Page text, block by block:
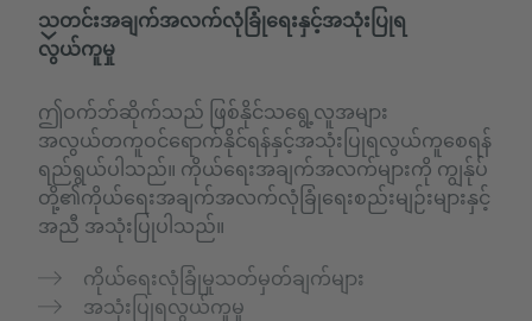
သတင်းအချက်အလက်လုံခြုံရေးနှင့်အသုံးပြုရ
လွယ်ကူမှု
ဤဝက်ဘ်ဆိုက်သည် ဖြစ်နိုင်သရွေ့လူအများ
အလွယ်တကူဝင်ရောက်နိုင်ရန်နှင့်အသုံးပြုရလွယ်ကူစေရန်
ရည်ရွယ်ပါသည်။ ကိုယ်ရေးအချက်အလက်များကို ကျွန်ုပ်
တို့၏ကိုယ်ရေးအချက်အလက်လုံခြုံရေးစည်းမျဉ်းများနှင့်
အညီ အသုံးပြုပါသည်။
ကိုယ်ရေးလုံခြုံမှုသတ်မှတ်ချက်များ
အသုံးပြုရလွယ်ကူမှု